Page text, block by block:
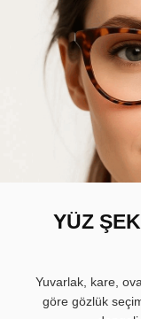
YÜZ
Yuvarlak, kare,
göre gözlük